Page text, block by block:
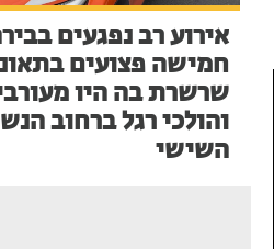
אירוע רב נפגעים
חמישה פצועים
שרשרת בה היו
והולכי רגל ברחוב
השישי